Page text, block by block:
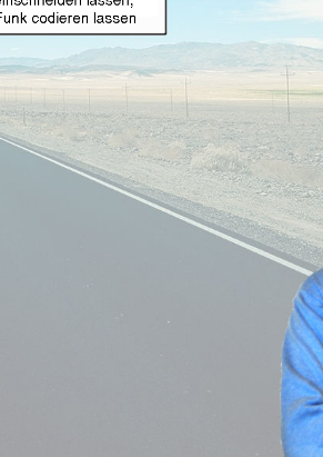
In denWarenkorb